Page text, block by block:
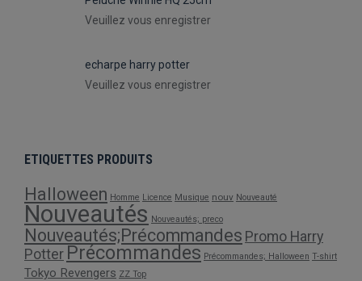
Veuillez vous enregistrer
echarpe harry potter
Veuillez vous enregistrer
ETIQUETTES PRODUITS
Halloween Homme Licence Musique nouv Nouveauté
Nouveautés Nouveautés; preco
Nouveautés;Précommandes Promo Harry
Potter Précommandes Précommandes; Halloween T-shirt
Tokyo Revengers ZZ Top